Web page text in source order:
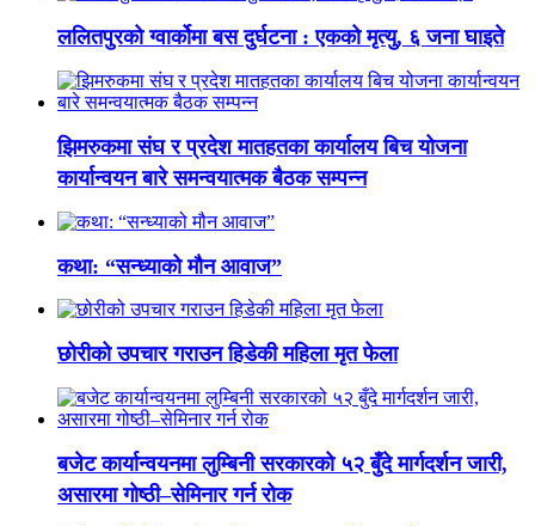
ललितपुरको ग्वार्कोमा बस दुर्घटना : एकको मृत्यु, ६ जना घाइते
झिमरुकमा संघ र प्रदेश मातहतका कार्यालय बिच योजना
कार्यान्वयन बारे समन्वयात्मक बैठक सम्पन्न
कथा: “सन्ध्याको मौन आवाज”
छोरीको उपचार गराउन हिडेकी महिला मृत फेला
बजेट कार्यान्वयनमा लुम्बिनी सरकारको ५२ बुँदे मार्गदर्शन जारी,
असारमा गोष्ठी–सेमिनार गर्न रोक